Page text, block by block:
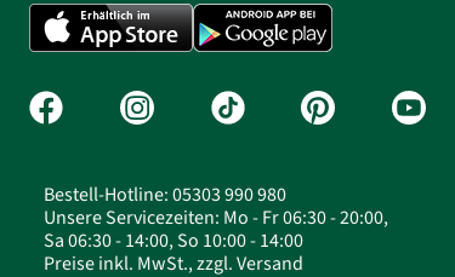
Bestell-Hotline: 05303 990 980
Unsere Servicezeiten: Mo - Fr 06:30 - 20:00,
Sa 06:30 - 14:00, So 10:00 - 14:00
Preise inkl. MwSt., zzgl. Versand